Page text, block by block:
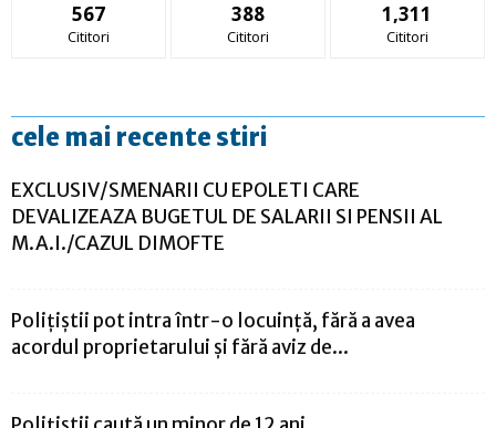
567
Cititori
388
Cititori
1,311
Cititori
cele mai recente stiri
EXCLUSIV/SMENARII CU EPOLETI CARE
DEVALIZEAZA BUGETUL DE SALARII SI PENSII AL
M.A.I./CAZUL DIMOFTE
Polițiștii pot intra într-o locuință, fără a avea
acordul proprietarului și fără aviz de...